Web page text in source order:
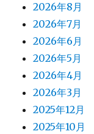
2026年8月
2026年7月
2026年6月
2026年5月
2026年4月
2026年3月
2025年12月
2025年10月